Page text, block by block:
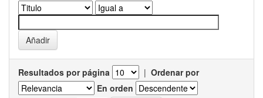
Resultados por página | Ordenar por
En orden